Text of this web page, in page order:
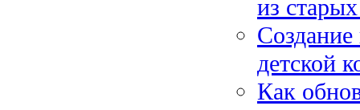
из
детской
Как